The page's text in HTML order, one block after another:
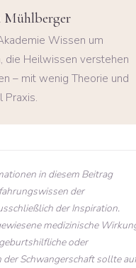
Mühlberger
Wissen um
die Heilwissen verstehen
– mit wenig Theorie und
Praxis.
in diesem Beitrag
der
der Inspiration.
medizinische
oder
Schwangerschaft sollte auf